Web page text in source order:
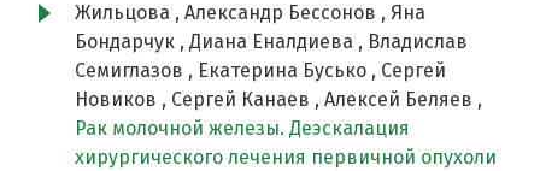
Жильцова , Александр Бессонов , Яна
Бондарчук , Диана Еналдиева , Владислав
Семиглазов , Екатерина Бусько , Сергей
Новиков , Сергей Канаев , Алексей Беляев ,
Рак молочной железы. Деэскалация
хирургического лечения первичной опухоли